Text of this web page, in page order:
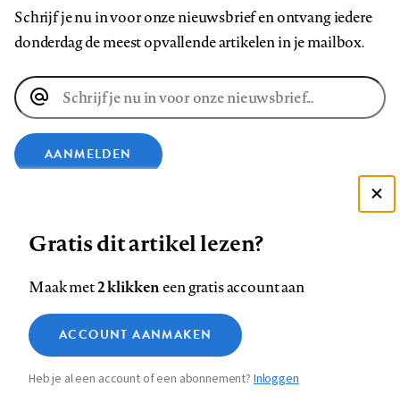
Schrijf je nu in voor onze nieuwsbrief en ontvang iedere
donderdag de meest opvallende artikelen in je mailbox.
E-
mailadres
AANMELDEN
ons
op
Facebook
ons
ons
ons
Instagram
ons
YouTube
ons
Footer
navigation
Contact Colofon Disclaimer Privacy
Medische vragen verdienen
betrouwbare antwoorden
Zie onze cookie policy
Analytische cookies
Marketing cookies
Gratis dit artikel lezen?
Maak met2 klikkeneen gratis account aan
ACCOUNT AANMAKEN
Heb je al een account of een abonnement?Inloggen